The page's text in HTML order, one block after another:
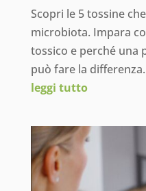
Scopri le 5 tossine
microbiota. Impara
tossico e perché una
può fare la differenza.
leggi tutto